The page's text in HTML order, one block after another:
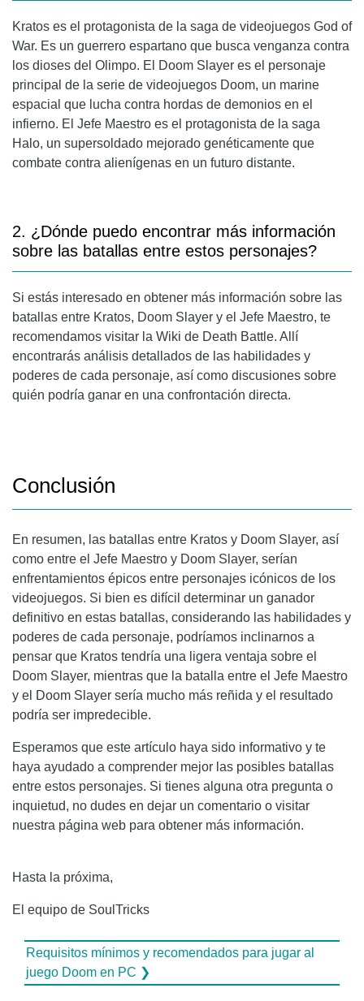
Kratos es el protagonista de la saga de videojuegos God of
War. Es un guerrero espartano que busca venganza contra
los dioses del Olimpo. El Doom Slayer es el personaje
principal de la serie de videojuegos Doom, un marine
espacial que lucha contra hordas de demonios en el
infierno. El Jefe Maestro es el protagonista de la saga
Halo, un supersoldado mejorado genéticamente que
combate contra alienígenas en un futuro distante.
2. ¿Dónde puedo encontrar más información
sobre las batallas entre estos personajes?
Si estás interesado en obtener más información sobre las
batallas entre Kratos, Doom Slayer y el Jefe Maestro, te
recomendamos visitar la Wiki de Death Battle. Allí
encontrarás análisis detallados de las habilidades y
poderes de cada personaje, así como discusiones sobre
quién podría ganar en una confrontación directa.
Conclusión
En resumen, las batallas entre Kratos y Doom Slayer, así
como entre el Jefe Maestro y Doom Slayer, serían
enfrentamientos épicos entre personajes icónicos de los
videojuegos. Si bien es difícil determinar un ganador
definitivo en estas batallas, considerando las habilidades y
poderes de cada personaje, podríamos inclinarnos a
pensar que Kratos tendría una ligera ventaja sobre el
Doom Slayer, mientras que la batalla entre el Jefe Maestro
y el Doom Slayer sería mucho más reñida y el resultado
podría ser impredecible.
Esperamos que este artículo haya sido informativo y te
haya ayudado a comprender mejor las posibles batallas
entre estos personajes. Si tienes alguna otra pregunta o
inquietud, no dudes en dejar un comentario o visitar
nuestra página web para obtener más información.
Hasta la próxima,
El equipo de SoulTricks
Requisitos mínimos y recomendados para jugar al
juego Doom en PC ❯